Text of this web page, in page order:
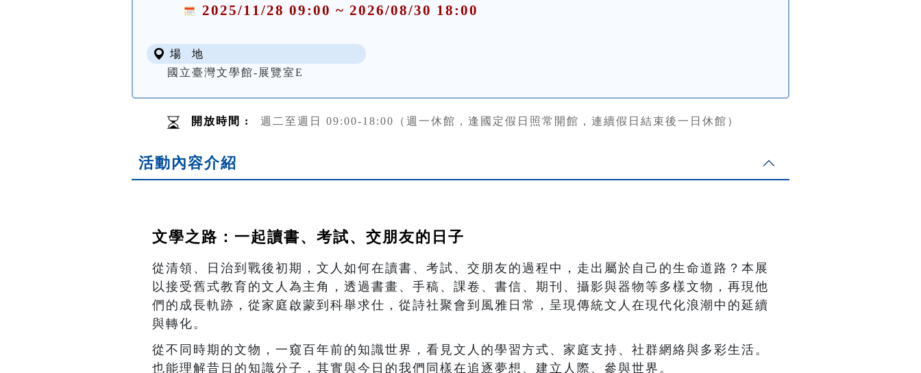
2025/11/28 09:00 ~ 2026/08/30 18:00
場 地
國立臺灣文學館-展覽室E
開放時間 : 週二至週日 09:00-18:00（週一休館，逢國定假日照常開館，連續假日結束後一日休館）
活動內容介紹
文學之路：一起讀書、考試、交朋友的日子
從清領、日治到戰後初期，文人如何在讀書、考試、交朋友的過程中，走出屬於自己的生命道路？本展
以接受舊式教育的文人為主角，透過書畫、手稿、課卷、書信、期刊、攝影與器物等多樣文物，再現他
們的成長軌跡，從家庭啟蒙到科舉求仕，從詩社聚會到風雅日常，呈現傳統文人在現代化浪潮中的延續
與轉化。
從不同時期的文物，一窺百年前的知識世界，看見文人的學習方式、家庭支持、社群網絡與多彩生活。
也能理解昔日的知識分子，其實與今日的我們同樣在追逐夢想、建立人際、參與世界。